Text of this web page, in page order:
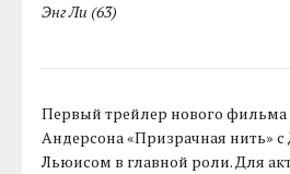
Энг Ли (63)
Первый трейлер нового фильма
Андерсона «Призрачная нить»
Льюисом в главной роли. Для